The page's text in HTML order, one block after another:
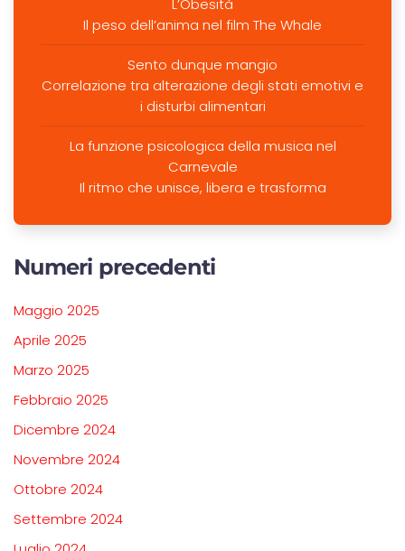
L’Obesità
Il peso dell’anima nel film The Whale
Sento dunque mangio
Correlazione tra alterazione degli stati emotivi e
i disturbi alimentari
La funzione psicologica della musica nel
Carnevale
Il ritmo che unisce, libera e trasforma
Numeri precedenti
Maggio 2025
Aprile 2025
Marzo 2025
Febbraio 2025
Dicembre 2024
Novembre 2024
Ottobre 2024
Settembre 2024